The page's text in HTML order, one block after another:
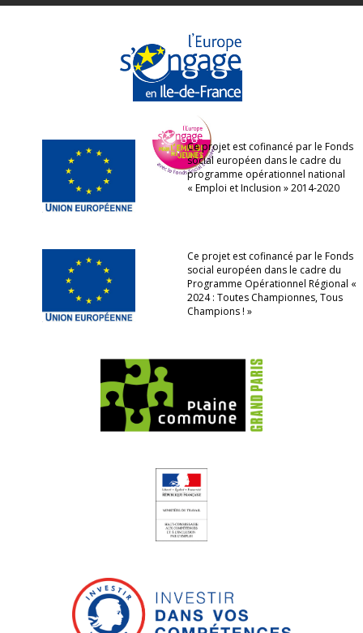
Ce projet est cofinancé par le Fonds
social européen dans le cadre du
programme opérationnel national
« Emploi et Inclusion » 2014-2020
Ce projet est cofinancé par le Fonds
social européen dans le cadre du
Programme Opérationnel Régional «
2024 : Toutes Championnes, Tous
Champions ! »